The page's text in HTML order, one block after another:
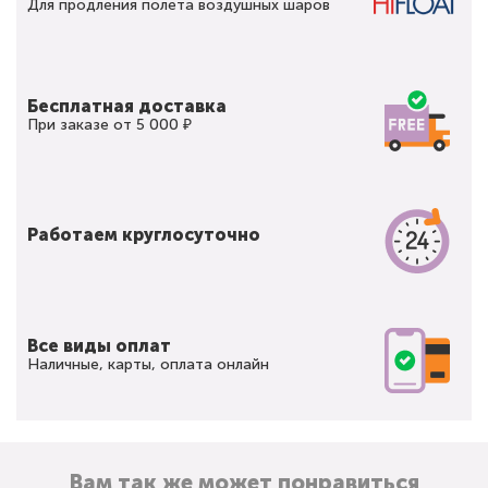
Для продления полета воздушных шаров
Бесплатная доставка
При заказе от 5 000 ₽
Работаем круглосуточно
Все виды оплат
Наличные, карты, оплата онлайн
Вам так же может понравиться